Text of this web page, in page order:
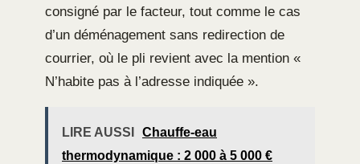
consigné par le facteur, tout comme le cas
d’un déménagement sans redirection de
courrier, où le pli revient avec la mention «
N’habite pas à l’adresse indiquée ».
LIRE AUSSI
Chauffe-eau
thermodynamique : 2 000 à 5 000 €